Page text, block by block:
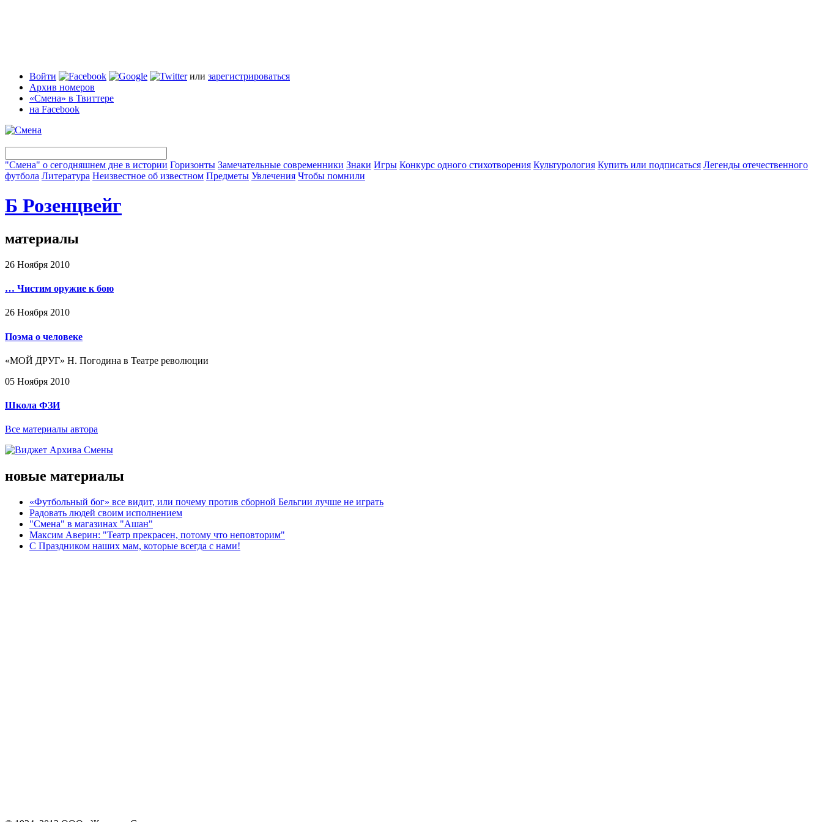
Войти или зарегистрироваться
Архив номеров
«Смена» в Твиттере
на Facebook
"Смена" о сегодняшнем дне в истории Горизонты Замечательные современники Знаки Игры Конкурс одного стихотворения Культурология Купить или подписаться Легенды отечественного
футбола Литература Неизвестное об известном Предметы Увлечения Чтобы помнили
Б Розенцвейг
материалы
26 Ноября 2010
… Чистим оружие к бою
26 Ноября 2010
Поэма о человеке
«МОЙ ДРУГ» Н. Погодина в Театре революции
05 Ноября 2010
Школа ФЗИ
Все материалы автора
новые материалы
«Футбольный бог» все видит, или почему против сборной Бельгии лучше не играть
Радовать людей своим исполнением
"Смена" в магазинах "Ашан"
Максим Аверин: "Театр прекрасен, потому что неповторим"
С Праздником наших мам, которые всегда с нами!